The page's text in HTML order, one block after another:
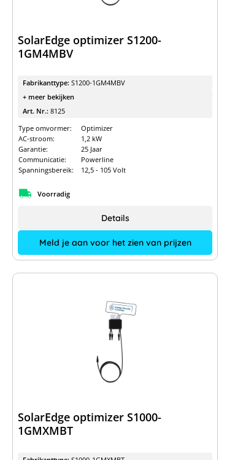
SolarEdge optimizer S1200-
1GM4MBV
Fabrikanttype: S1200-1GM4MBV
+ meer bekijken
Art. Nr.: 8125
Type omvormer:
Optimizer
AC-stroom:
1,2 kW
Garantie:
25 Jaar
Communicatie:
Powerline
Spanningsbereik:
12,5 - 105 Volt
Voorradig
Meld je aan voor het zien van prijzen
Details
SolarEdge optimizer S1000-
1GMXMBT